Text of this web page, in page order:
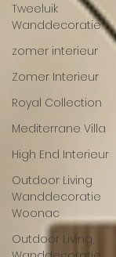
Tweeluik
Wanddecoratie
zomer interieur
Zomer Interieur
Royal Collection
Mediterrane Villa
High End Interieur
Outdoor Living
Wanddecoratie
Woonac
Outdoor Living,